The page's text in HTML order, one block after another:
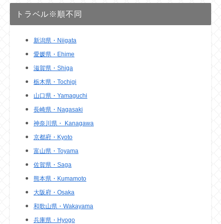
トラベル※順不同
新潟県・Niigata
愛媛県・Ehime
滋賀県・Shiga
栃木県・Tochigi
山口県・Yamaguchi
長崎県・Nagasaki
神奈川県・ Kanagawa
京都府・Kyoto
富山県・Toyama
佐賀県・Saga
熊本県・Kumamoto
大阪府・Osaka
和歌山県・Wakayama
兵庫県・Hyogo